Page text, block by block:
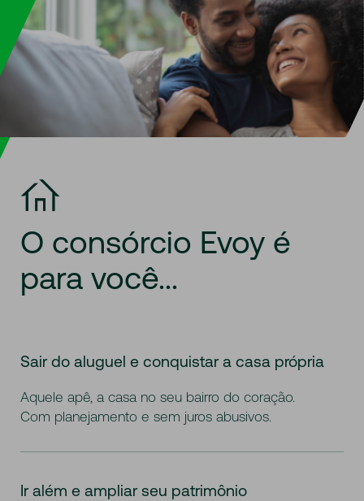
O consórcio Evoy é
para você...
Sair do aluguel e conquistar a casa própria
Aquele apê, a casa no seu bairro do coração.
Com planejamento e sem juros abusivos.
Ir além e ampliar seu patrimônio